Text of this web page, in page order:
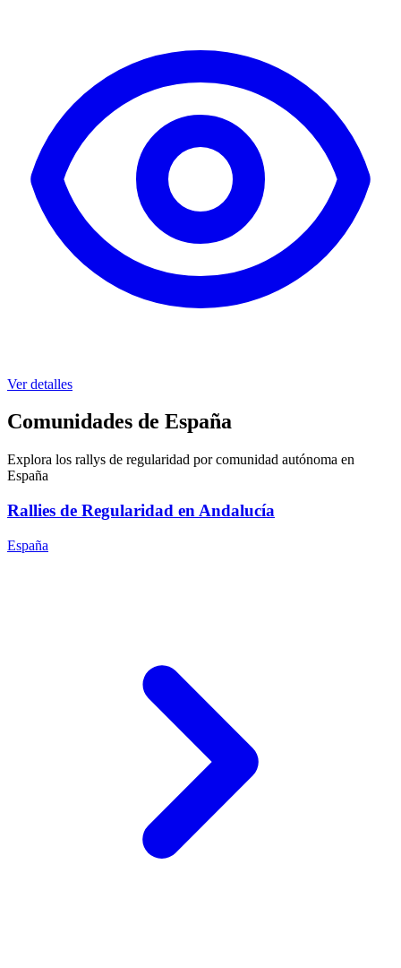
Ver detalles
Comunidades de España
Explora los rallys de regularidad por comunidad autónoma en
España
Rallies de Regularidad en Andalucía
España